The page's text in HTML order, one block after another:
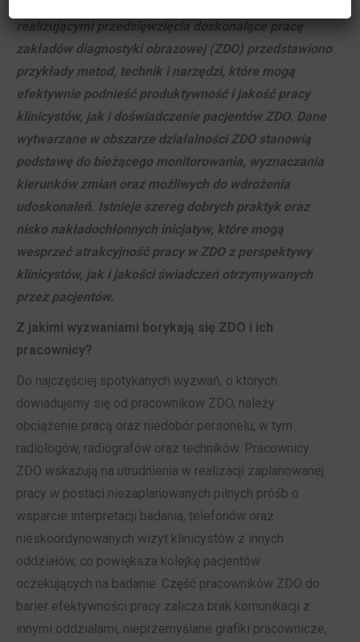
realizującymi przedsięwzięcia doskonalące pracę
zakładów diagnostyki obrazowej (ZDO) przedstawiono
przykłady metod, technik i narzędzi, które mogą
efektywnie podnieść produktywność i jakość pracy
klinicystów, jak i doświadczenie pacjentów ZDO. Dane
wytwarzane w obszarze działalności ZDO stanowią
podstawę do bieżącego monitorowania, wyznaczania
kierunków zmian oraz możliwych do wdrożenia
udoskonaleń. Istnieje szereg dobrych praktyk oraz
nisko nakładochłonnych inicjatyw, które mogą
wesprzeć atrakcyjność pracy w ZDO z perspektywy
klinicystów, jak i jakości świadczeń otrzymywanych
przez pacjentów.
Z jakimi wyzwaniami borykają się ZDO i ich
pracownicy?
Do najczęściej spotykanych wyzwań, o których
dowiadujemy się od pracowników ZDO, należy
obciążenie pracą oraz niedobór personelu, w tym
radiologów, radiografów oraz techników. Pracownicy
ZDO wskazują na utrudnienia w realizacji zaplanowanej
pracy w postaci niezaplanowanych pilnych próśb o
wsparcie interpretacji badania, telefonów oraz
nieskoordynowanych wizyt klinicystów z innych
oddziałów, co powiększa kolejkę pacjentów
oczekujących na badanie. Część pracowników ZDO do
barier efektywności pracy zalicza brak komunikacji z
innymi oddziałami, nieprzemyślane grafiki pracownicze,